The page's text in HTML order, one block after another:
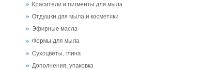
Красители и пигменты для мыла
Отдушки для мыла и косметики
Эфирные масла
Формы для мыла
Сухоцветы, глина
Дополнения, упаковка